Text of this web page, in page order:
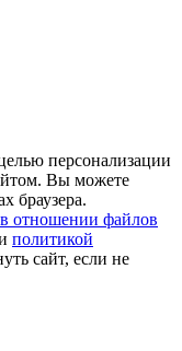
персонализации
Вы можете
браузера.
отношении файлов
политикой
сайт, если не